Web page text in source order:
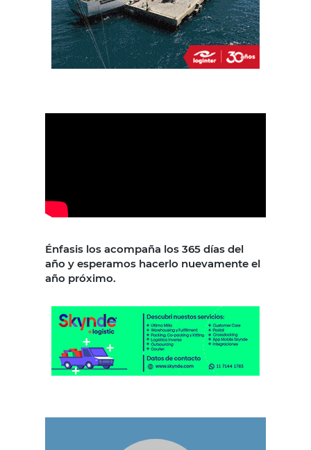
Énfasis los acompaña los 365 días del
año y esperamos hacerlo nuevamente el
año próximo.